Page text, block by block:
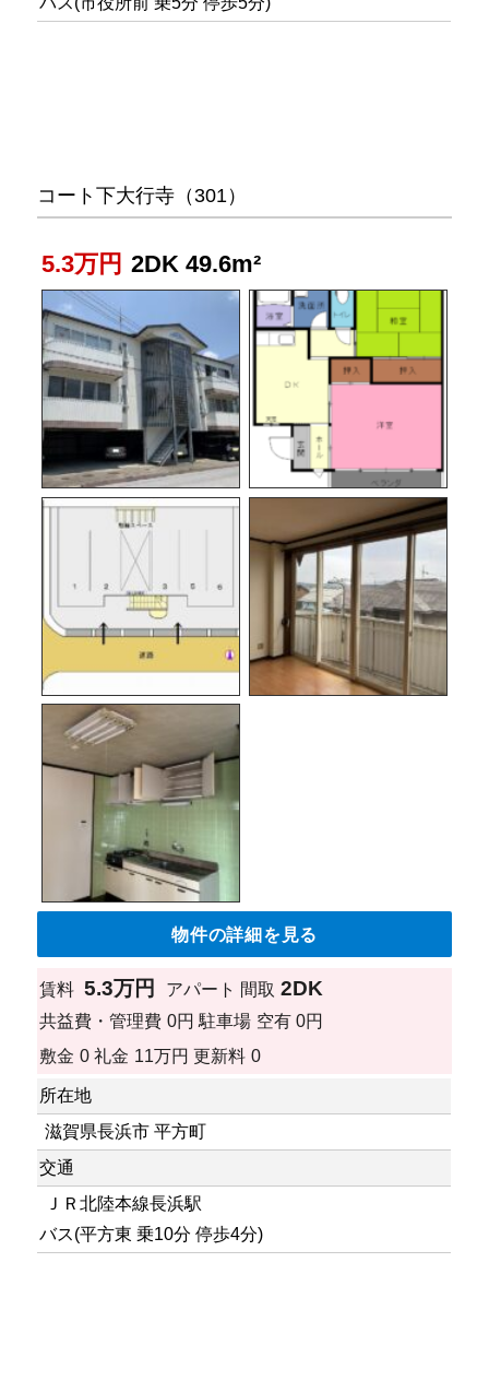
コート下大行寺（301）
5.3万円 2DK 49.6m²
物件の詳細を見る
賃料 5.3万円 アパート 間取 2DK
共益費・管理費 0円 駐車場 空有 0円
敷金 0 礼金 11万円 更新料 0
所在地
滋賀県長浜市 平方町
交通
ＪＲ北陸本線長浜駅
バス(平方東 乗10分 停歩4分)